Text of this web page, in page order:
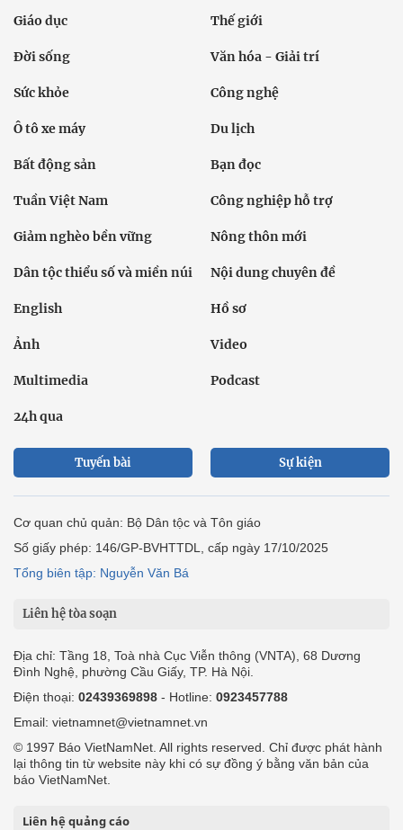
Giáo dục Thế giới
Đời sống Văn hóa - Giải trí
Sức khỏe Công nghệ
Ô tô xe máy Du lịch
Bất động sản Bạn đọc
Tuần Việt Nam Công nghiệp hỗ trợ
Giảm nghèo bền vững Nông thôn mới
Dân tộc thiểu số và miền núi Nội dung chuyên đề
English Hồ sơ
Ảnh Video
Multimedia Podcast
24h qua
Tuyến bài Sự kiện
Cơ quan chủ quản: Bộ Dân tộc và Tôn giáo
Số giấy phép: 146/GP-BVHTTDL, cấp ngày 17/10/2025
Tổng biên tập: Nguyễn Văn Bá
Liên hệ tòa soạn
Địa chỉ: Tầng 18, Toà nhà Cục Viễn thông (VNTA), 68 Dương
Đình Nghệ, phường Cầu Giấy, TP. Hà Nội.
Điện thoại: 02439369898 - Hotline: 0923457788
Email: vietnamnet@vietnamnet.vn
© 1997 Báo VietNamNet. All rights reserved. Chỉ được phát hành
lại thông tin từ website này khi có sự đồng ý bằng văn bản của
báo VietNamNet.
Liên hệ quảng cáo